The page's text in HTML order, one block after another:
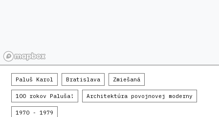
Paluš Karol Bratislava Zmiešaná
100 rokov Paluša! Architektúra povojnovej moderny
1970 - 1979